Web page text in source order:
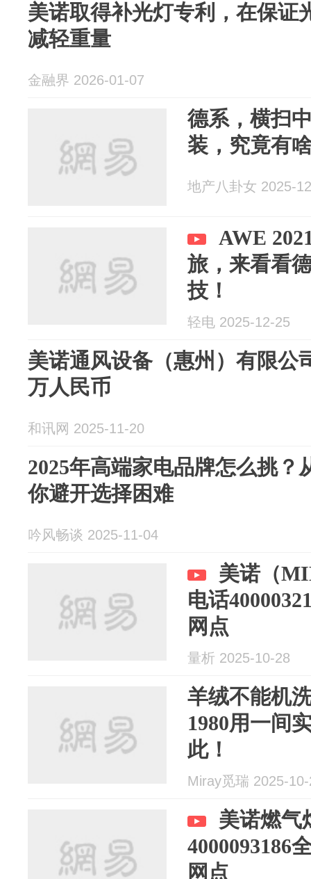
美诺取得补光灯专利，在保证
减轻重量
金融界 2026-01-07
德系，横扫
装，究竟有
地产八卦女 2025-
AWE
旅，来看看
技！
轻电 2025-12-25
美诺通风设备（惠州）有限公
万人民币
和讯网 2025-11-20
2025年高端家电品牌怎么挑？
你避开选择困难
吟风畅谈 2025-11-04
美诺（
电话
网点
量析 2025-10-28
羊绒不能机
1980用一间
此！
Miray觅瑞 2025-
美诺燃气
4000093186
网点